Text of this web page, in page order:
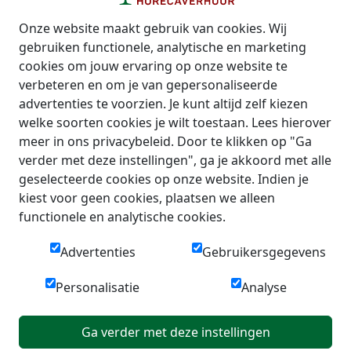
Onze website maakt gebruik van cookies. Wij
gebruiken functionele, analytische en marketing
cookies om jouw ervaring op onze website te
verbeteren en om je van gepersonaliseerde
advertenties te voorzien. Je kunt altijd zelf kiezen
welke soorten cookies je wilt toestaan. Lees hierover
meer in ons privacybeleid. Door te klikken op "Ga
verder met deze instellingen", ga je akkoord met alle
geselecteerde cookies op onze website. Indien je
kiest voor geen cookies, plaatsen we alleen
functionele en analytische cookies.
Advertenties Gebruikersgegevens
Personalisatie Analyse
Ga verder met deze instellingen